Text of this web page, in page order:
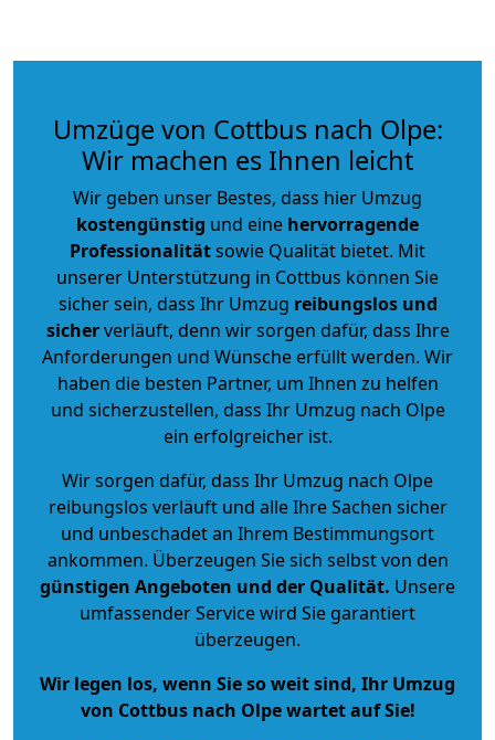
Umzüge von Cottbus nach Olpe:
Wir machen es Ihnen leicht
Wir geben unser Bestes, dass hier Umzug
kostengünstig und eine hervorragende
Professionalitätsowie Qualität bietet. Mit
unserer Unterstützung in Cottbus können Sie
sicher sein, dass Ihr Umzug reibungslos und
sicherverläuft, denn wir sorgen dafür, dass Ihre
Anforderungen und Wünsche erfüllt werden. Wir
haben die besten Partner, um Ihnen zu helfen
und sicherzustellen, dass Ihr Umzug nach Olpe
ein erfolgreicher ist.
Wir sorgen dafür, dass Ihr Umzug nach Olpe
reibungslos verläuft und alle Ihre Sachen sicher
und unbeschadet an Ihrem Bestimmungsort
ankommen. Überzeugen Sie sich selbst von den
günstigen Angeboten und der Qualität. Unsere
umfassender Service wird Sie garantiert
überzeugen.
Wir legen los, wenn Sie so weit sind, Ihr Umzug
von Cottbus nach Olpe wartet auf Sie!